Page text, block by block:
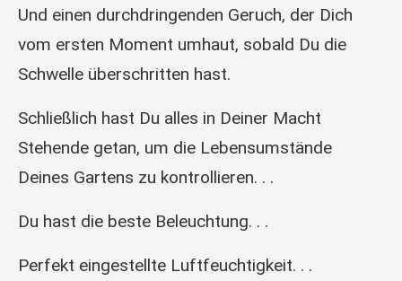
Und einen durchdringenden Geruch, der Dich
vom ersten Moment umhaut, sobald Du die
Schwelle überschritten hast.
Schließlich hast Du alles in Deiner Macht
Stehende getan, um die Lebensumstände
Deines Gartens zu kontrollieren. . .
Du hast die beste Beleuchtung. . .
Perfekt eingestellte Luftfeuchtigkeit. . .